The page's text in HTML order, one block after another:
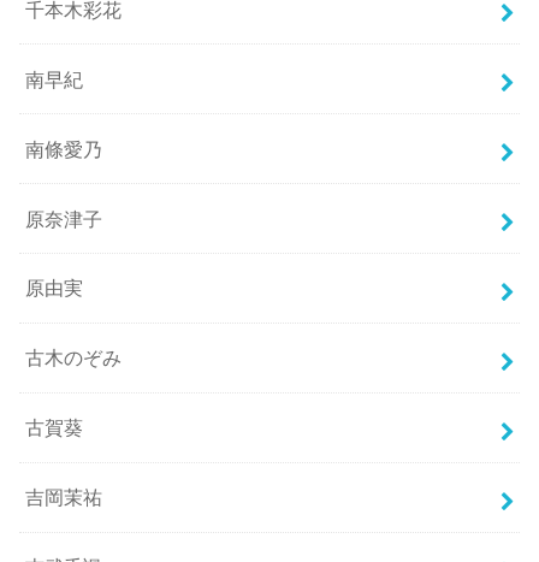
千本木彩花
南早紀
南條愛乃
原奈津子
原由実
古木のぞみ
古賀葵
吉岡茉祐